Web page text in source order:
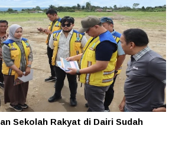
Sekolah Rakyat di Dairi Sudah